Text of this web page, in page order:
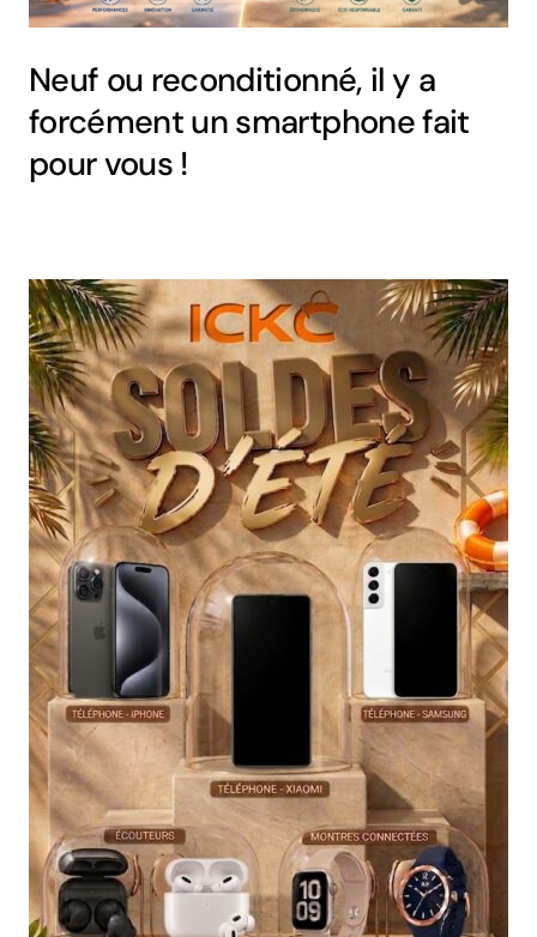
Neuf ou reconditionné, il y a
forcément un smartphone fait
pour vous !